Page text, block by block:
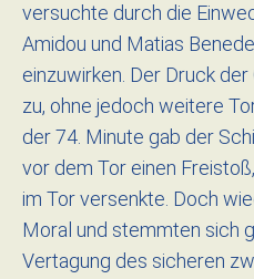
versuchte durch die
Amidou und Matias
einzuwirken. Der Druck
zu, ohne jedoch weitere
der 74. Minute gab der
vor dem Tor einen
im Tor versenkte. Doch
Moral und stemmten sich
Vertagung des sicheren